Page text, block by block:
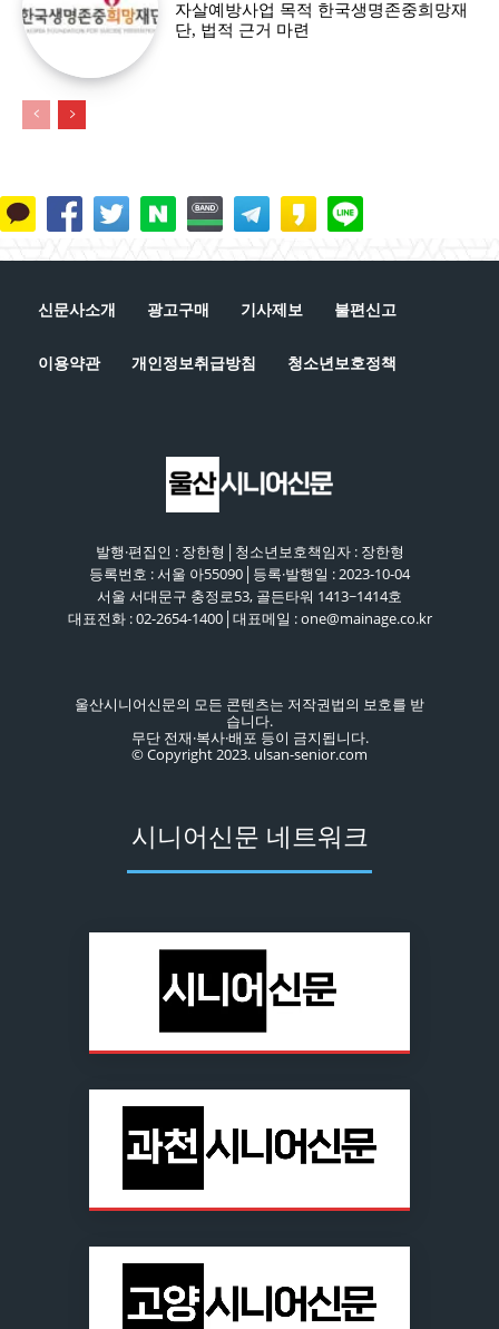
자살예방사업 목적 한국생명존중희망재
단, 법적 근거 마련
신문사소개 광고구매 기사제보 불편신고
이용약관 개인정보취급방침 청소년보호정책
발행·편집인 : 장한형│청소년보호책임자 : 장한형
등록번호 : 서울 아55090│등록·발행일 : 2023-10-04
서울 서대문구 충정로53, 골든타워 1413~1414호
대표전화 : 02-2654-1400│대표메일 : one@mainage.co.kr
울산시니어신문의 모든 콘텐츠는 저작권법의 보호를 받
습니다.
무단 전재·복사·배포 등이 금지됩니다.
© Copyright 2023. ulsan-senior.com
시니어신문 네트워크